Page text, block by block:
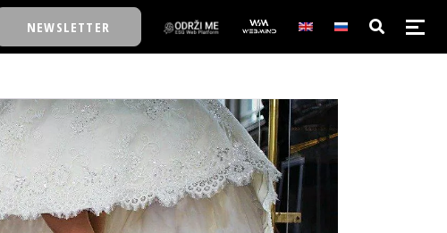
30
OFFICE/SCHOOL
NEWSLETTER
30
OFFICE/SCHOOL
LIGA